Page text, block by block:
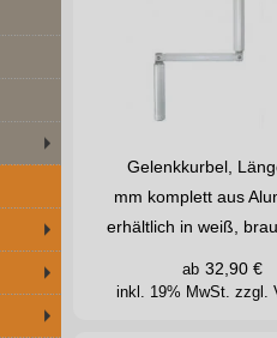
Gelenkkurbel,
mm komplett aus
erhältlich in weiß,
inkl. 19% MwSt. zzgl.
ab 32,90 €